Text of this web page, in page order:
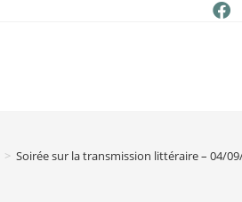
> Soirée sur la transmission littéraire – 04/